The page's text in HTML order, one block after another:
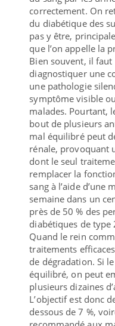
correctement. On
du diabétique des
pas y être,
que l’on appelle la
Bien souvent, il
diagnostiquer une
une pathologie
symptôme visible
malades. Pourtant,
bout de plusieurs
mal équilibré peut
rénale, provoquant
dont le seul
remplacer la
sang à l’aide d’une
semaine dans un
près de 50 % des
diabétiques de type
Quand le rein
traitements
de dégradation. Si
équilibré, on peut
plusieurs dizaines
L’objectif est donc
dessous de 7 %,